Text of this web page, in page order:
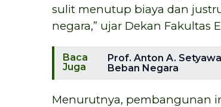
sulit menutup biaya dan
negara,” ujar Dekan Fakultas
Baca
Juga
Prof. Anton A.
Beban Negara
Menurutnya, pembangunan